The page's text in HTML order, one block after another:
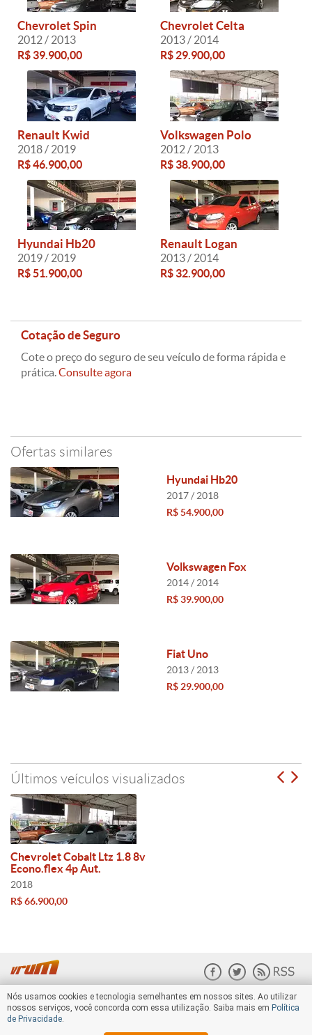
Chevrolet Spin
2012 / 2013
R$ 39.900,00
Chevrolet Celta
2013 / 2014
R$ 29.900,00
Renault Kwid
2018 / 2019
R$ 46.900,00
Volkswagen Polo
2012 / 2013
R$ 38.900,00
Hyundai Hb20
2019 / 2019
R$ 51.900,00
Renault Logan
2013 / 2014
R$ 32.900,00
Cotação de Seguro
Cote o preço do seguro de seu veículo de forma rápida e
prática.Consulte agora
Ofertas similares
Hyundai Hb20
2017 / 2018
R$ 54.900,00
Volkswagen Fox
2014 / 2014
R$ 39.900,00
Fiat Uno
2013 / 2013
R$ 29.900,00
Últimos veículos visualizados
Chevrolet Cobalt Ltz 1.8 8v
Econo.flex 4p Aut.
2018
R$ 66.900,00
Nós usamos cookies e tecnologia semelhantes em nossos sites. Ao utilizar
nossos serviços, você concorda com essa utilização. Saiba mais em Política
de Privacidade.